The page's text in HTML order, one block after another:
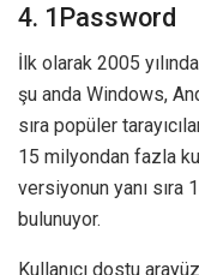
4. 1Password
İlk olarak 2005
şu anda Windows,
sıra popüler
15 milyondan fazla
versiyonun yanı sıra
bulunuyor.
Kullanıcı dostu